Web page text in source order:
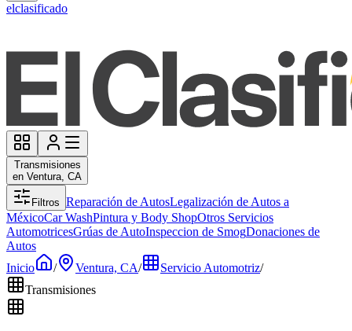
elclasificado
Transmisiones
en Ventura, CA
Filtros Reparación de AutosLegalización de Autos a
MéxicoCar WashPintura y Body ShopOtros Servicios
AutomotricesGrúas de AutoInspeccion de SmogDonaciones de
Autos
Inicio
/ Ventura, CA/ Servicio Automotriz/
Transmisiones